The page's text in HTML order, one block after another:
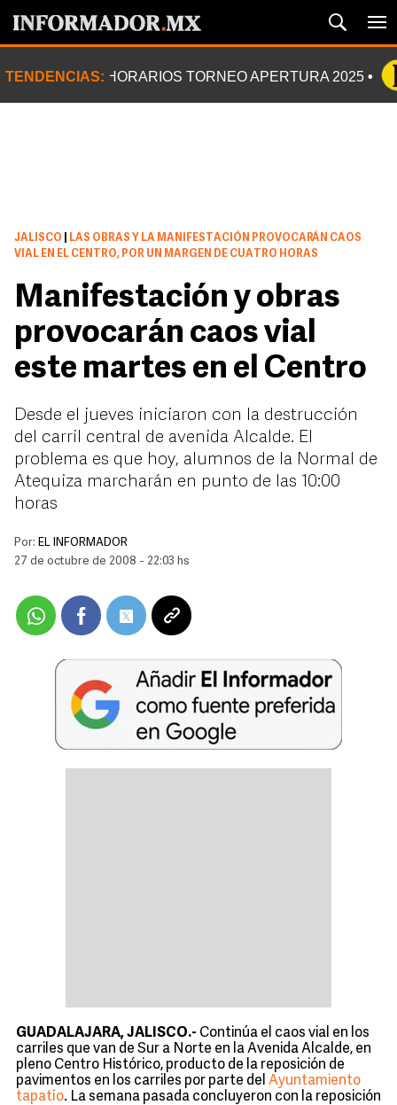
TENDENCIAS: HORARIOS TORNEO APERTURA 2025
JALISCO
LAS OBRAS Y LA MANIFESTACIÓN PROVOCARÁN CAOS
VIAL EN EL CENTRO, POR UN MARGEN DE CUATRO HORAS
Manifestación y obras
provocarán caos vial
este martes en el Centro
Desde el jueves iniciaron con la destrucción
del carril central de avenida Alcalde. El
problema es que hoy, alumnos de la Normal de
Atequiza marcharán en punto de las 10:00
horas
Por: EL INFORMADOR
27 de octubre de 2008 - 22:03 hs
GUADALAJARA, JALISCO.- Continúa el caos vial en los
carriles que van de Sur a Norte en la Avenida Alcalde, en
pleno Centro Histórico, producto de la reposición de
pavimentos en los carriles por parte del Ayuntamiento
tapatío. La semana pasada concluyeron con la reposición